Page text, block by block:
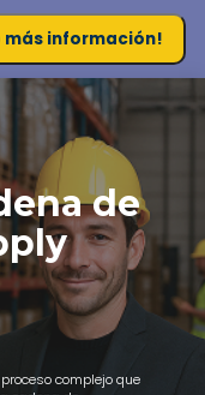
más información!
de
complejo que